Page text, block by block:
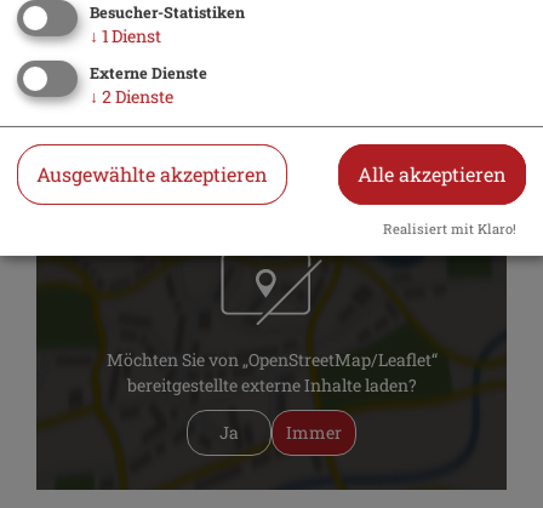
Eintrittspreise
Eintritt frei
Möchten Sie von „OpenStreetMap/Leaflet“
bereitgestellte externe Inhalte laden?
Ja Immer
Besucher-Statistiken
↓ 1Dienst
Externe Dienste
↓ 2 Dienste
Ausgewählte akzeptieren Alle akzeptieren
Realisiert mit Klaro!